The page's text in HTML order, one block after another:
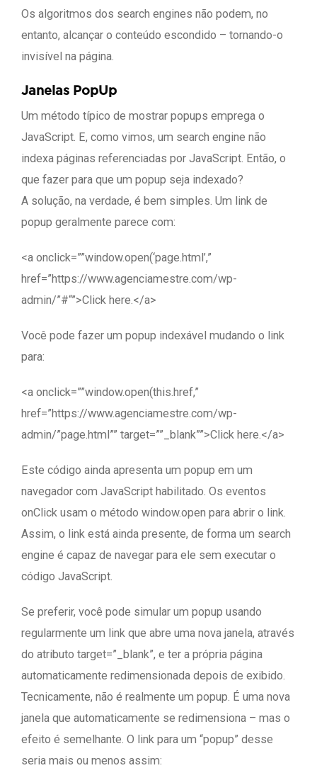
Os algoritmos dos search engines não podem, no
entanto, alcançar o conteúdo escondido – tornando-o
invisível na página.
Janelas PopUp
Um método típico de mostrar popups emprega o
JavaScript. E, como vimos, um search engine não
indexa páginas referenciadas por JavaScript. Então, o
que fazer para que um popup seja indexado?
A solução, na verdade, é bem simples. Um link de
popup geralmente parece com:
<a onclick=””window.open(‘page.html’,”
href=”https://www.agenciamestre.com/wp-
admin/”#“”>Click here.</a>
Você pode fazer um popup indexável mudando o link
para:
<a onclick=””window.open(this.href,”
href=”https://www.agenciamestre.com/wp-
admin/”page.html”” target=””_blank””>Click here.</a>
Este código ainda apresenta um popup em um
navegador com JavaScript habilitado. Os eventos
onClick usam o método window.open para abrir o link.
Assim, o link está ainda presente, de forma um search
engine é capaz de navegar para ele sem executar o
código JavaScript.
Se preferir, você pode simular um popup usando
regularmente um link que abre uma nova janela, através
do atributo target=”_blank”, e ter a própria página
automaticamente redimensionada depois de exibido.
Tecnicamente, não é realmente um popup. É uma nova
janela que automaticamente se redimensiona – mas o
efeito é semelhante. O link para um “popup” desse
seria mais ou menos assim: